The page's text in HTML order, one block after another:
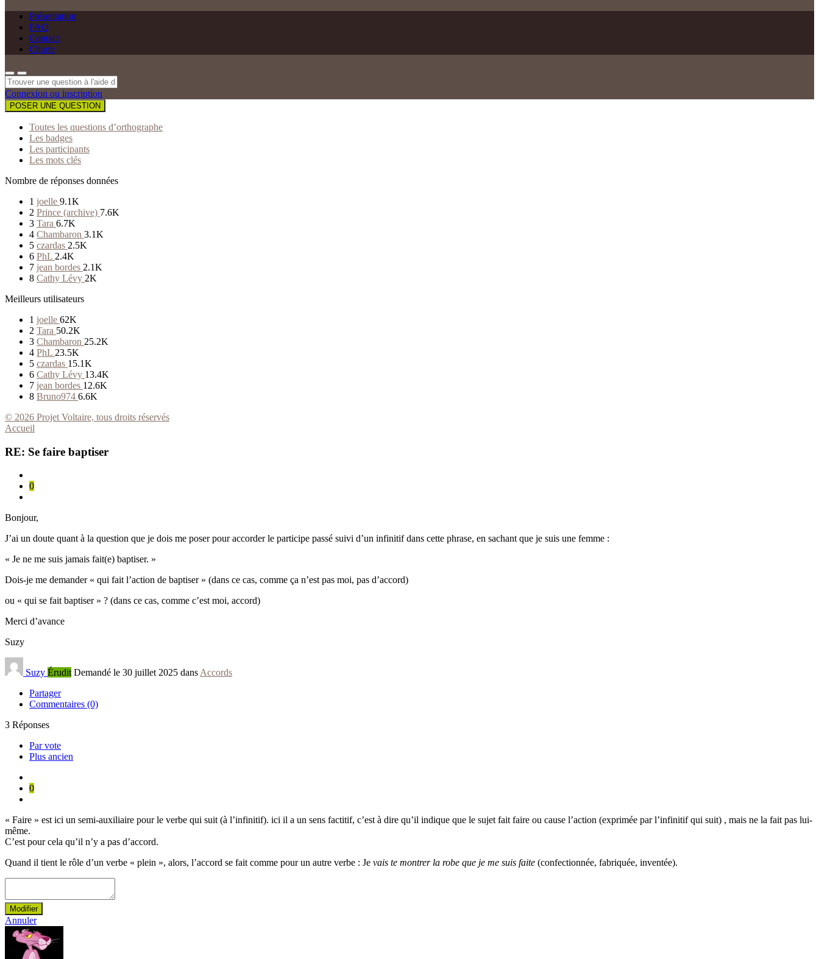
Présentation
FAQ
Contact
Charte
Connexion ou inscription
POSER UNE QUESTION
Toutes les questions d’orthographe
Les badges
Les participants
Les mots clés
Nombre de réponses données
1 joelle 9.1K
2 Prince (archive) 7.6K
3 Tara 6.7K
4 Chambaron 3.1K
5 czardas 2.5K
6 PhL 2.4K
7 jean bordes 2.1K
8 Cathy Lévy 2K
Meilleurs utilisateurs
1 joelle 62K
2 Tara 50.2K
3 Chambaron 25.2K
4 PhL 23.5K
5 czardas 15.1K
6 Cathy Lévy 13.4K
7 jean bordes 12.6K
8 Bruno974 6.6K
© 2026 Projet Voltaire, tous droits réservés
Accueil
RE: Se faire baptiser
0
Bonjour,
J’ai un doute quant à la question que je dois me poser pour accorder le participe passé suivi d’un infinitif dans cette phrase, en sachant que je suis une femme :
« Je ne me suis jamais fait(e) baptiser. »
Dois-je me demander « qui fait l’action de baptiser » (dans ce cas, comme ça n’est pas moi, pas d’accord)
ou « qui se fait baptiser » ? (dans ce cas, comme c’est moi, accord)
Merci d’avance
Suzy
Suzy Érudit Demandé le 30 juillet 2025 dans Accords
Partager
Commentaires (0)
3 Réponses
Par vote
Plus ancien
0
« Faire » est ici un semi-auxiliaire pour le verbe qui suit (à l’infinitif). ici il a un sens factitif, c’est à dire qu’il indique que le sujet fait faire ou cause l’action (exprimée par l’infinitif qui suit) , mais ne la fait pas lui-
même.
C’est pour cela qu’il n’y a pas d’accord.
Quand il tient le rôle d’un verbe « plein », alors, l’accord se fait comme pour un autre verbe : Je vais te montrer la robe que je me suis faite (confectionnée, fabriquée, inventée).
Modifier
Annuler